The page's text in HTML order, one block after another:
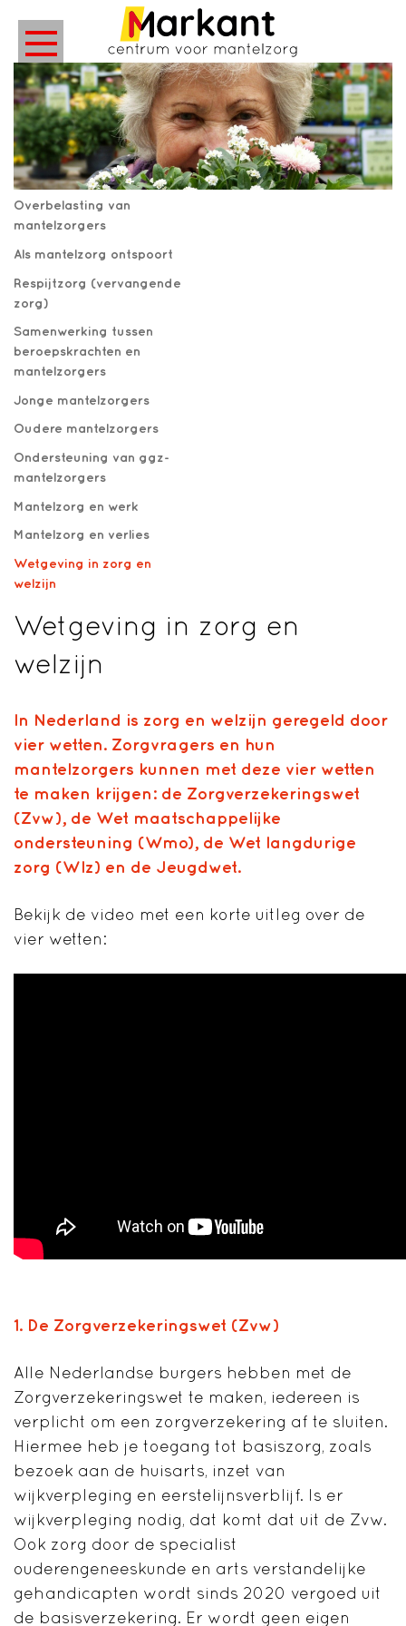
Overbelasting van
mantelzorgers
Als mantelzorg ontspoort
Respijtzorg (vervangende
zorg)
Samenwerking tussen
beroepskrachten en
mantelzorgers
Jonge mantelzorgers
Oudere mantelzorgers
Ondersteuning van ggz-
mantelzorgers
Mantelzorg en werk
Mantelzorg en verlies
Wetgeving in zorg en
welzijn
Wetgeving in zorg en
welzijn
In Nederland is zorg en welzijn geregeld door
vier wetten. Zorgvragers en hun
mantelzorgers kunnen met deze vier wetten
te maken krijgen: de Zorgverzekeringswet
(Zvw), de Wet maatschappelijke
ondersteuning (Wmo), de Wet langdurige
zorg (Wlz) en de Jeugdwet.
Bekijk de video met een korte uitleg over de
vier wetten:
1. De Zorgverzekeringswet (Zvw)
Alle Nederlandse burgers hebben met de
Zorgverzekeringswet te maken, iedereen is
verplicht om een zorgverzekering af te sluiten.
Hiermee heb je toegang tot basiszorg, zoals
bezoek aan de huisarts, inzet van
wijkverpleging en eerstelijnsverblijf. Is er
wijkverpleging nodig, dat komt dat uit de Zvw.
Ook zorg door de specialist
ouderengeneeskunde en arts verstandelijke
gehandicapten wordt sinds 2020 vergoed uit
de basisverzekering. Er wordt geen eigen